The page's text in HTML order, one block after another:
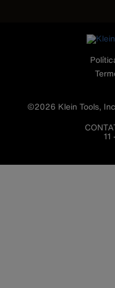
©2026 Klein Tools,